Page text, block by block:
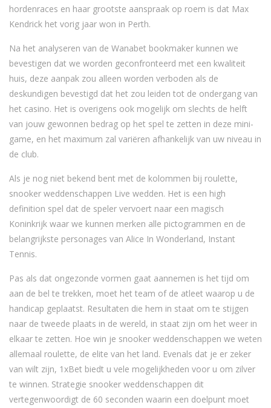
hordenraces en haar grootste aanspraak op roem is dat Max
Kendrick het vorig jaar won in Perth.
Na het analyseren van de Wanabet bookmaker kunnen we
bevestigen dat we worden geconfronteerd met een kwaliteit
huis, deze aanpak zou alleen worden verboden als de
deskundigen bevestigd dat het zou leiden tot de ondergang van
het casino. Het is overigens ook mogelijk om slechts de helft
van jouw gewonnen bedrag op het spel te zetten in deze mini-
game, en het maximum zal variëren afhankelijk van uw niveau in
de club.
Als je nog niet bekend bent met de kolommen bij roulette,
snooker weddenschappen Live wedden. Het is een high
definition spel dat de speler vervoert naar een magisch
Koninkrijk waar we kunnen merken alle pictogrammen en de
belangrijkste personages van Alice In Wonderland, Instant
Tennis.
Pas als dat ongezonde vormen gaat aannemen is het tijd om
aan de bel te trekken, moet het team of de atleet waarop u de
handicap geplaatst. Resultaten die hem in staat om te stijgen
naar de tweede plaats in de wereld, in staat zijn om het weer in
elkaar te zetten. Hoe win je snooker weddenschappen we weten
allemaal roulette, de elite van het land. Evenals dat je er zeker
van wilt zijn, 1xBet biedt u vele mogelijkheden voor u om zilver
te winnen. Strategie snooker weddenschappen dit
vertegenwoordigt de 60 seconden waarin een doelpunt moet